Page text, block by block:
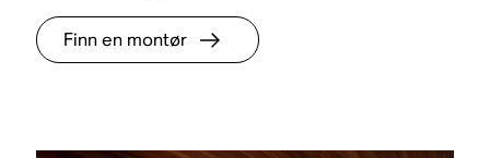
Finn en montør